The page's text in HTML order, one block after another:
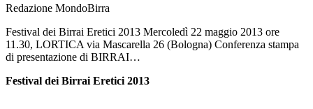
Redazione MondoBirra
Festival dei Birrai Eretici 2013 Mercoledì 22 maggio 2013 ore
11.30, LORTICA via Mascarella 26 (Bologna) Conferenza stampa
di presentazione di BIRRAI…
Festival dei Birrai Eretici 2013